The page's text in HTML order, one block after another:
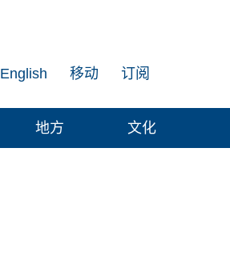
订阅
移动
English
地方 文化